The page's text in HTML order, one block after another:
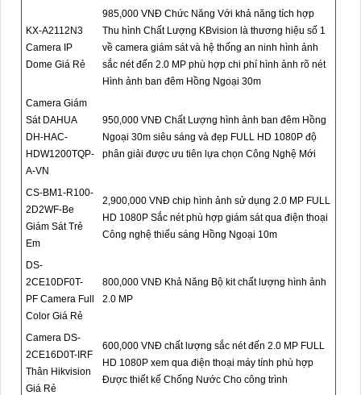
KX-A2112N3
Camera IP
Dome Giá Rẻ
985,000 VNĐ Chức Năng Với khả năng tích hợp
Thu hình Chất Lượng KBvision là thương hiệu số 1
về camera giám sát và hệ thống an ninh hình ảnh
sắc nét đến 2.0 MP phù hợp chi phí hình ảnh rõ nét
Hình ảnh ban đêm Hồng Ngoại 30m
Camera Giám
Sát DAHUA
DH-HAC-
HDW1200TQP-
A-VN
950,000 VNĐ Chất Lượng hình ảnh ban đêm Hồng
Ngoại 30m siêu sáng và đẹp FULL HD 1080P độ
phân giải được ưu tiên lựa chọn Công Nghệ Mới
CS-BM1-R100-
2D2WF-Be
Giám Sát Trẻ
Em
2,900,000 VNĐ chip hình ảnh sử dụng 2.0 MP FULL
HD 1080P Sắc nét phù hợp giám sát qua điện thoại
Công nghệ thiếu sáng Hồng Ngoại 10m
DS-
2CE10DF0T-
PF Camera Full
Color Giá Rẻ
800,000 VNĐ Khả Năng Bộ kit chất lượng hình ảnh
2.0 MP
Camera DS-
2CE16D0T-IRF
Thân Hikvision
Giá Rẻ
600,000 VNĐ chất lượng sắc nét đến 2.0 MP FULL
HD 1080P xem qua điện thoại máy tính phù hợp
Được thiết kế Chống Nước Cho công trình